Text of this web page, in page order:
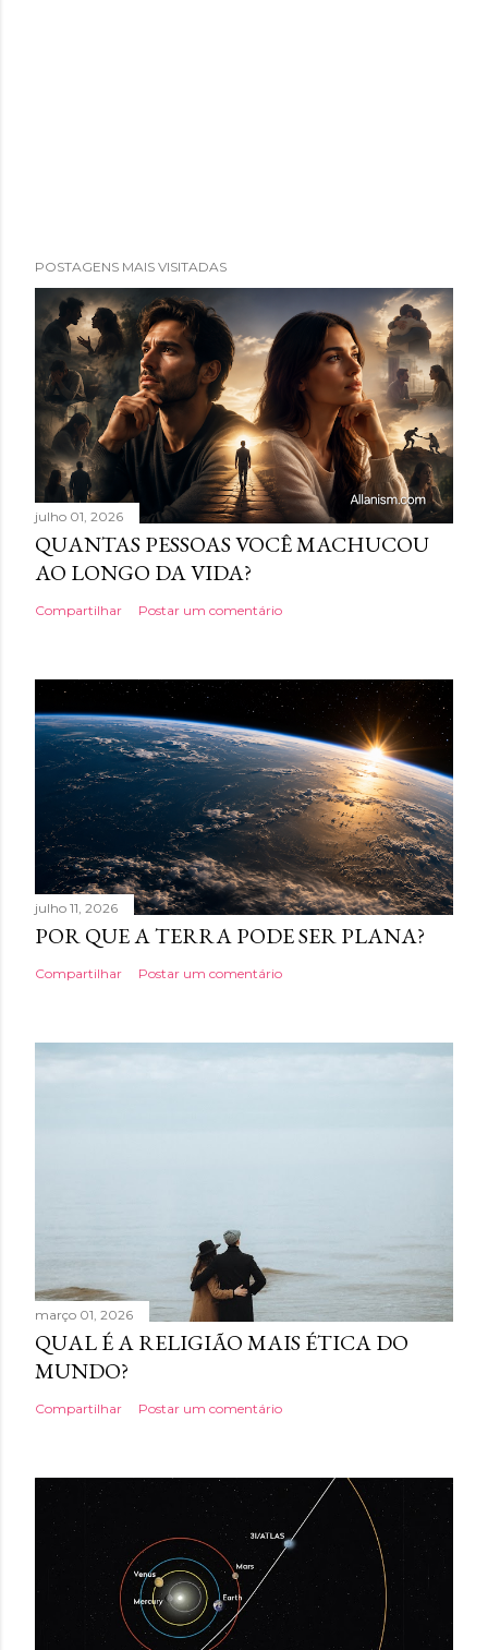
POSTAGENS MAIS VISITADAS
julho 01, 2026
QUANTAS PESSOAS VOCÊ MACHUCOU
AO LONGO DA VIDA?
Compartilhar Postar um comentário
julho 11, 2026
POR QUE A TERRA PODE SER PLANA?
Compartilhar Postar um comentário
março 01, 2026
QUAL É A RELIGIÃO MAIS ÉTICA DO
MUNDO?
Compartilhar Postar um comentário